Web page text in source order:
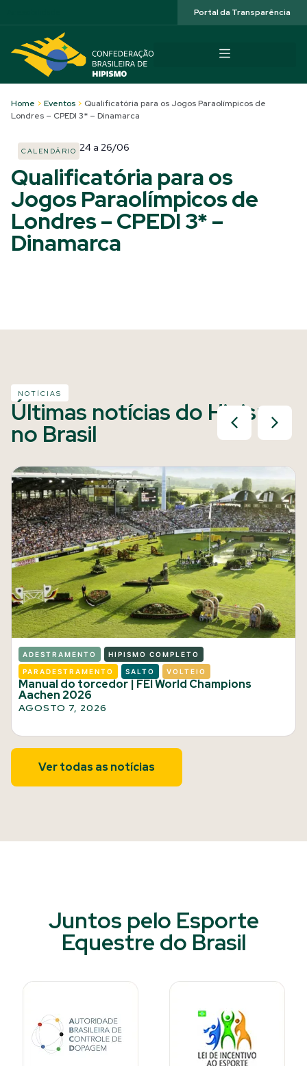
Portal da Transparência
Home > Eventos > Qualificatória para os Jogos Paraolímpicos de
Londres – CPEDI 3* – Dinamarca
CALENDÁRIO 24 a 26/06
Qualificatória para os
Jogos Paraolímpicos de
Londres – CPEDI 3* –
Dinamarca
NOTÍCIAS
Últimas notícias do Hipismo
no Brasil
ADESTRAMENTO HIPISMO COMPLETO
PARADESTRAMENTO SALTO VOLTEIO
Manual do torcedor | FEI World Champions
Aachen 2026
AGOSTO 7, 2026
Ver todas as notícias
Juntos pelo Esporte
Equestre do Brasil​